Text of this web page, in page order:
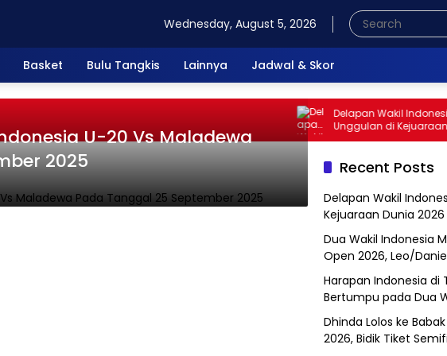
Wednesday, August 5, 2026
Basket Bulu Tangkis Lainnya Jadwal & Skor
Delapan Wakil Indonesia
Unggulan di Kejuaraan
U-20 Vs Maladewa
2025
Recent Posts
Delapan Wakil
Kejuaraan Dunia 2026
Dua Wakil Indonesia
Open 2026, Leo/
Harapan Indonesia di
Bertumpu pada Dua
Dhinda Lolos ke
2026, Bidik Tiket